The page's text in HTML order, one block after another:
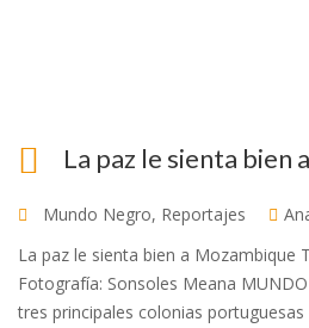
La paz le sienta bien
Mundo Negro, Reportajes
La paz le sienta bien a Mozambique
Fotografía: Sonsoles Meana
tres principales colonias